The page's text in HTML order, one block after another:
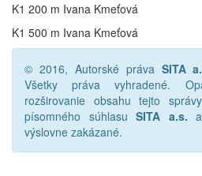
K1 200 m Ivana Kmeťová
K1 500 m Ivana Kmeťová
© 2016, Autorské práva SITA
Všetky práva vyhradené.
rozširovanie obsahu tejto
písomného súhlasuSITA a.s.
výslovne zakázané.